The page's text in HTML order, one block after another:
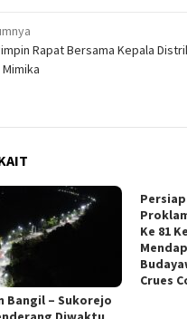
Rapat Bersama Kepala
Bangil – Sukorejo
Ke 81
Crues